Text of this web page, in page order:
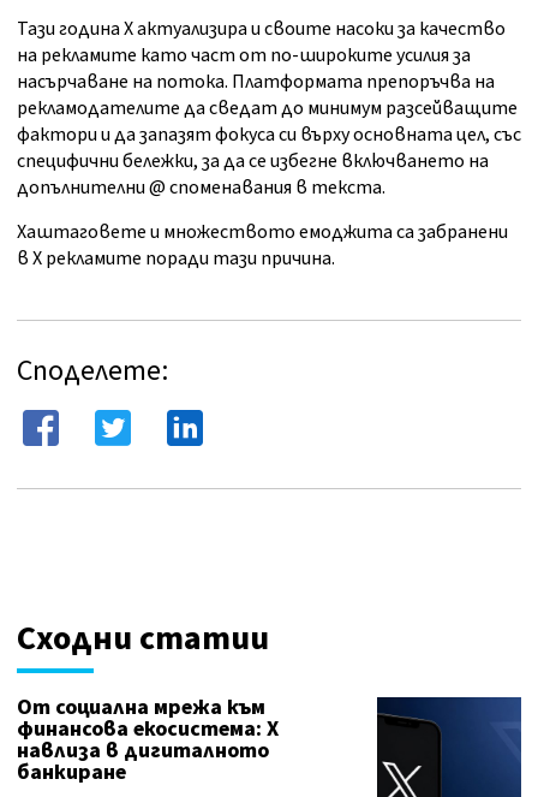
Тази година X актуализира и своите насоки за качество
на рекламите като част от по-широките усилия за
насърчаване на потока. Платформата препоръчва на
рекламодателите да сведат до минимум разсейващите
фактори и да запазят фокуса си върху основната цел, със
специфични бележки, за да се избегне включването на
допълнителни @ споменавания в текста.
Хаштаговете и множеството емоджита са забранени
в X рекламите поради тази причина.
Споделете:
Сходни статии
От социална мрежа към
финансова екосистема: X
навлиза в дигиталното
банкиране